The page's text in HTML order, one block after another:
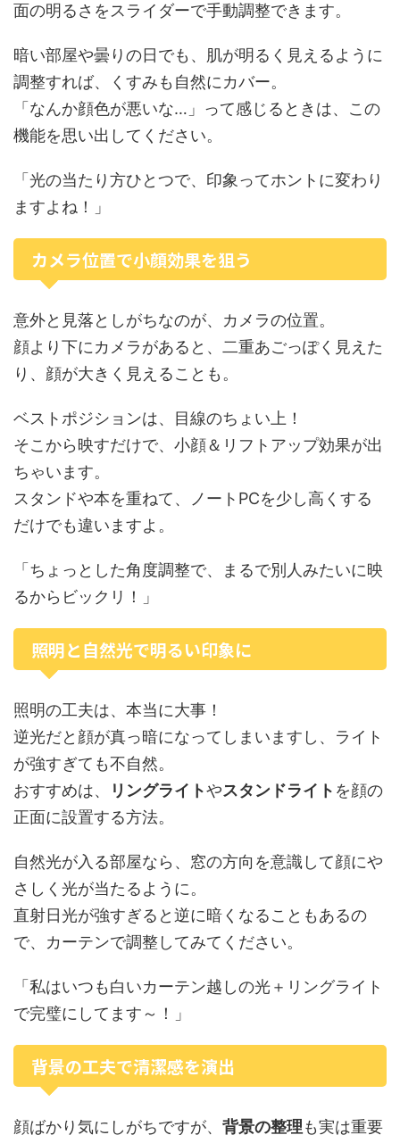
面の明るさをスライダーで手動調整できます。
暗い部屋や曇りの日でも、肌が明るく見えるように
調整すれば、くすみも自然にカバー。
「なんか顔色が悪いな…」って感じるときは、この
機能を思い出してください。
「光の当たり方ひとつで、印象ってホントに変わり
ますよね！」
カメラ位置で小顔効果を狙う
意外と見落としがちなのが、カメラの位置。
顔より下にカメラがあると、二重あごっぽく見えた
り、顔が大きく見えることも。
ベストポジションは、目線のちょい上！
そこから映すだけで、小顔＆リフトアップ効果が出
ちゃいます。
スタンドや本を重ねて、ノートPCを少し高くする
だけでも違いますよ。
「ちょっとした角度調整で、まるで別人みたいに映
るからビックリ！」
照明と自然光で明るい印象に
照明の工夫は、本当に大事！
逆光だと顔が真っ暗になってしまいますし、ライト
が強すぎても不自然。
おすすめは、
リングライトやスタンドライト を顔の
正面に設置する方法。
自然光が入る部屋なら、窓の方向を意識して顔にや
さしく光が当たるように。
直射日光が強すぎると逆に暗くなることもあるの
で、カーテンで調整してみてください。
「私はいつも白いカーテン越しの光＋リングライト
で完璧にしてます～！」
背景の工夫で清潔感を演出
顔ばかり気にしがちですが、 背景の整理も実は重要